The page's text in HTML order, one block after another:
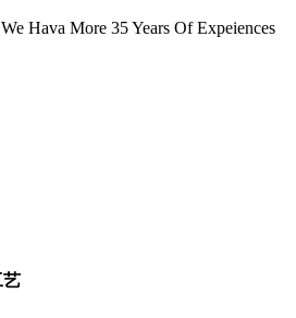
We Hava More 35 Years Of Expeiences
艺